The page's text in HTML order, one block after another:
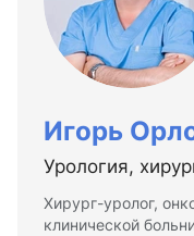
Игорь
Урология,
Хирург-уролог,
клинической